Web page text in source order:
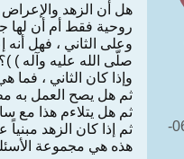
06-
هل أن الزهد والإعراض
روحية فقط أم أن لها
صلّى الله عليه وآله ) )؟
وإذا كان الثاني ،
ثم هل يصح العمل به
ثم هل يتلاءم هذا مع
ثم إذا كان الزهد
هذه هي مجموعة